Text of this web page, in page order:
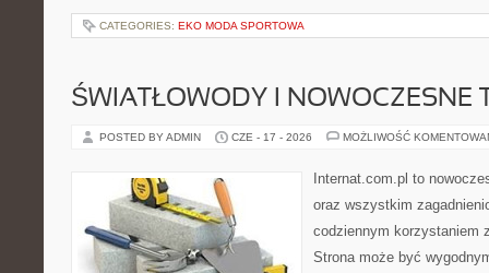
CATEGORIES: EKO MODA SPORTOWA
ŚWIATŁOWODY I NOWOCZESNE
POSTED BY ADMIN CZE - 17 - 2026 MOŻLIWOŚĆ
Internat.com.pl to
oraz wszystkim
codziennym korzystaniem
Strona może być